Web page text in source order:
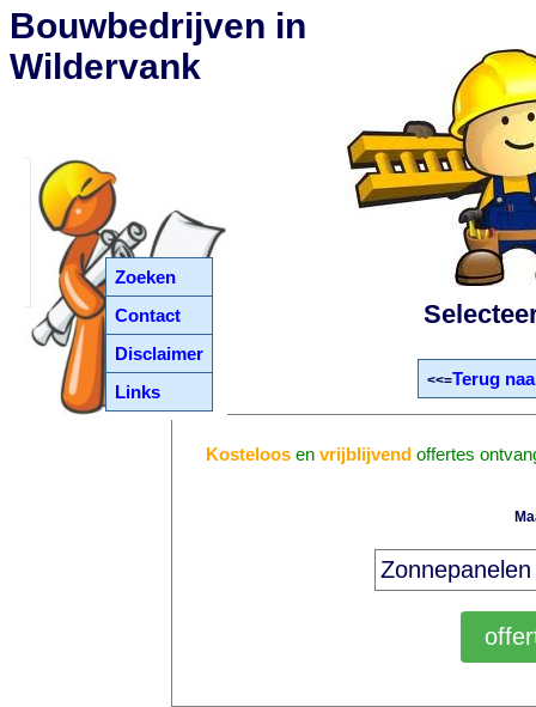
Zoeken
Contact
Disclaimer
Links
Bouwbedrijven in
Wildervank
<<=Terug
Kosteloosen vrijblijvendoffertes